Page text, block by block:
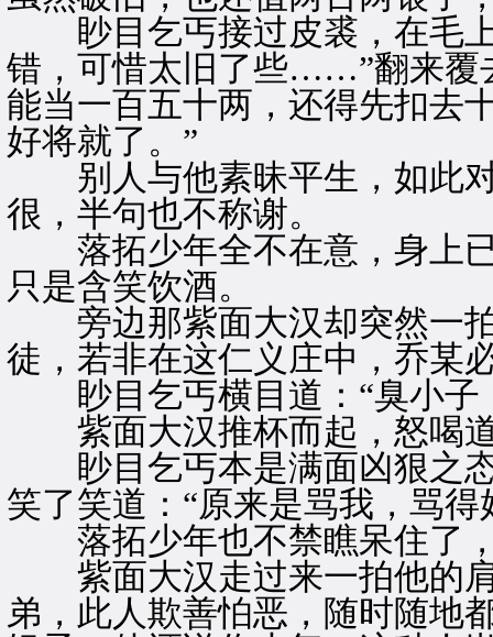
眇目乞丐接过皮裘，在毛上
错，可惜太旧了些……”翻来覆
能当一百五十两，还得先扣
好将就了。”
别人与他素昧平生，如此对
很，半句也不称谢。
落拓少年全不在意，身上已
只是含笑饮酒。
旁边那紫面大汉却突然一拍
徒，若非在这仁义庄中，乔某
眇目乞丐横目道：“臭小子
紫面大汉推杯而起，怒喝道
眇目乞丐本是满面凶狠之态
笑了笑道：“原来是骂我，
落拓少年也不禁瞧呆住了
紫面大汉走过来一拍他的肩
弟，此人欺善怕恶，随时随地